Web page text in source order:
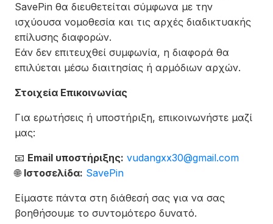
SavePin θα διευθετείται σύμφωνα με την
ισχύουσα νομοθεσία και τις αρχές διαδικτυακής
επίλυσης διαφορών.
Εάν δεν επιτευχθεί συμφωνία, η διαφορά θα
επιλύεται μέσω διαιτησίας ή αρμόδιων αρχών.
Στοιχεία Επικοινωνίας
Για ερωτήσεις ή υποστήριξη, επικοινωνήστε μαζί
μας:
📧 Email υποστήριξης: vudangxx30@gmail.com
🌐 Ιστοσελίδα: SavePin
Είμαστε πάντα στη διάθεσή σας για να σας
βοηθήσουμε το συντομότερο δυνατό.